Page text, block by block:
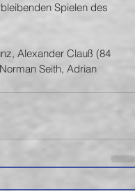
Spielen des
Alexander Clauß (84
Seith, Adrian